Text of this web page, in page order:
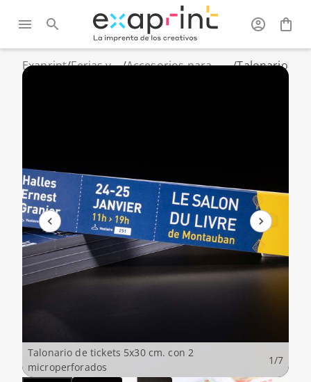
Exaprint/Ferias y
/Accesorios para
/Talonario
Talonario de tickets 5x30 cm. con 2
microperforados
1/7